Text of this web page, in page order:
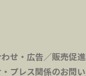
せ・広告／販売促進
プレス関係のお問い